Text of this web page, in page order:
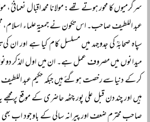
سرگرمیوں کا محور ہوتے تھے: مولانا محمد اقبال نعمانیؒ ،
عبد اللطیف صاحب۔ اس تکون نے جمعیۃ علماء اسلام،
سپاہ صحابہؒ کی جدوجہد میں مسلسل کام کیا ہے اور ان
میدانوں میں مصروف عمل ہے۔ ان میں اول الذکر
کر کے دنیا سے رخصت ہوگئے ہیں جبکہ حکیم عبد اللطیف
ہیں اور چند دن قبل علی پور چٹھہ حاضری کے موقع پر مجھے
صاحب محترم ضعف اور پیرانہ سالی کے باوجود اب بھی